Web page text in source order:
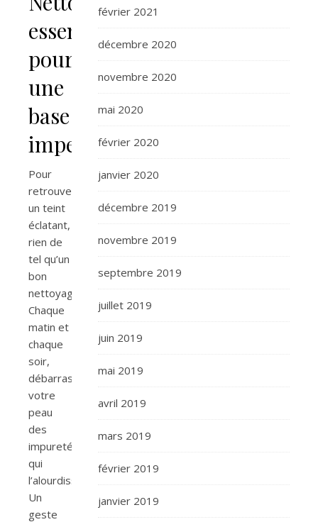
essentiel
pour
une
base
impeccable
Pour
retrouver
un teint
éclatant,
rien de
tel qu’un
bon
nettoyage.
Chaque
matin et
chaque
soir,
débarrassez
votre
peau
des
impuretés
qui
l’alourdissent.
Un
geste
février 2021
décembre 2020
novembre 2020
mai 2020
février 2020
janvier 2020
décembre 2019
novembre 2019
septembre 2019
juillet 2019
juin 2019
mai 2019
avril 2019
mars 2019
février 2019
janvier 2019